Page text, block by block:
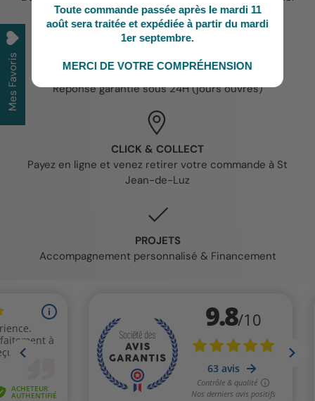
de santé
DEVIS GRATUIT
Réponse garantie sous 24H (jours ouvrés)
CLICK & COLLECT
Payez en ligne et venez retirer votre commande à St
Jean-de-Luz
PROJETS
Accompagnement personnalisé & Financement
Mes Favoris
Toute commande passée après le mardi 11
août sera traitée et expédiée à partir du mardi
1er septembre.
MERCI DE VOTRE COMPRÉHENSION